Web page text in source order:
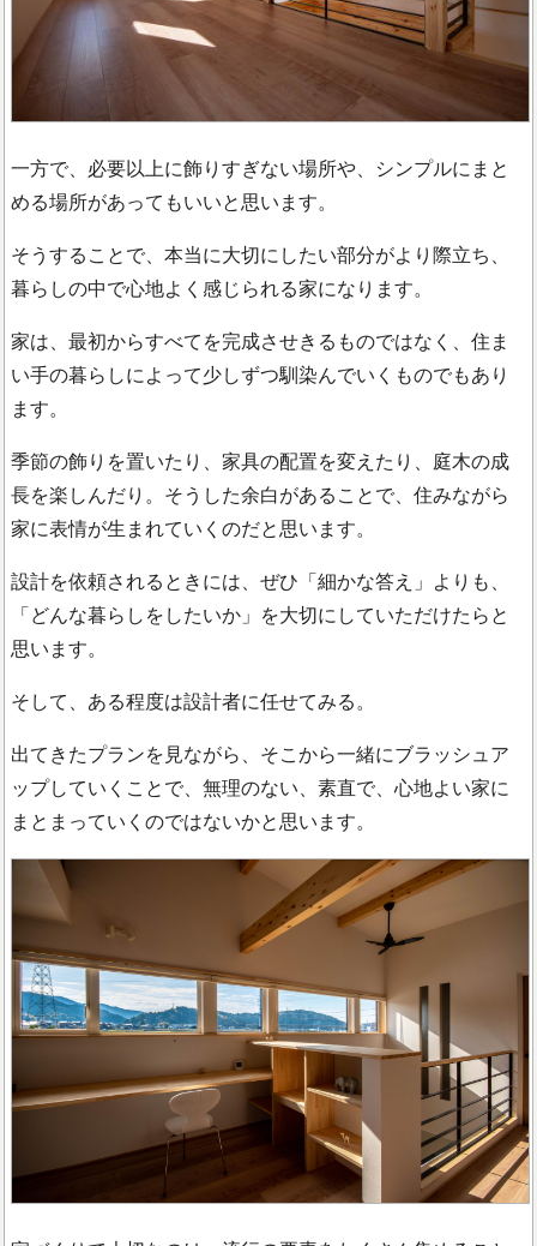
一方で、必要以上に飾りすぎない場所や、シンプルにまと
める場所があってもいいと思います。
そうすることで、本当に大切にしたい部分がより際立ち、
暮らしの中で心地よく感じられる家になります。
家は、最初からすべてを完成させきるものではなく、住ま
い手の暮らしによって少しずつ馴染んでいくものでもあり
ます。
季節の飾りを置いたり、家具の配置を変えたり、庭木の成
長を楽しんだり。そうした余白があることで、住みながら
家に表情が生まれていくのだと思います。
設計を依頼されるときには、ぜひ「細かな答え」よりも、
「どんな暮らしをしたいか」を大切にしていただけたらと
思います。
そして、ある程度は設計者に任せてみる。
出てきたプランを見ながら、そこから一緒にブラッシュア
ップしていくことで、無理のない、素直で、心地よい家に
まとまっていくのではないかと思います。